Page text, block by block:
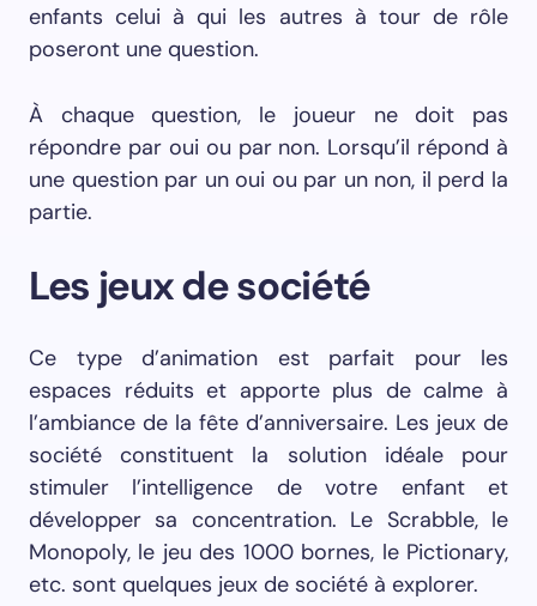
enfants celui à qui les autres à tour de rôle
poseront une question.
À chaque question, le joueur ne doit pas
répondre par oui ou par non. Lorsqu’il répond à
une question par un oui ou par un non, il perd la
partie.
Les jeux de société
Ce type d’animation est parfait pour les
espaces réduits et apporte plus de calme à
l’ambiance de la fête d’anniversaire. Les jeux de
société constituent la solution idéale pour
stimuler l’intelligence de votre enfant et
développer sa concentration. Le Scrabble, le
Monopoly, le jeu des 1000 bornes, le Pictionary,
etc. sont quelques jeux de société à explorer.